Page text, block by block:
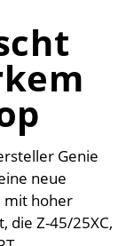
Genie
neue
mit hoher
die Z-45/25XC,